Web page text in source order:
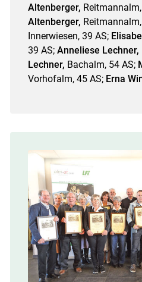
Altenberger,
Altenberger,
Innerwiesen, 39 AS;
39 AS; Anneliese Lechner,
Lechner, Bachalm, 54 AS;
Vorhofalm, 45 AS; Erna